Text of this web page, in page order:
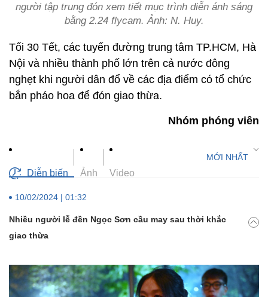
người tập trung đón xem tiết mục trình diễn ánh sáng
bằng 2.24 flycam. Ảnh: N. Huy.
Tối 30 Tết, các tuyến đường trung tâm TP.HCM, Hà
Nội và nhiều thành phố lớn trên cả nước đông
nghẹt khi người dân đổ về các địa điểm có tổ chức
bắn pháo hoa để đón giao thừa.
Nhóm phóng viên
Diễn biến Ảnh Video
10/02/2024 | 01:32
Nhiều người lễ đền Ngọc Sơn cầu may sau thời khắc
giao thừa